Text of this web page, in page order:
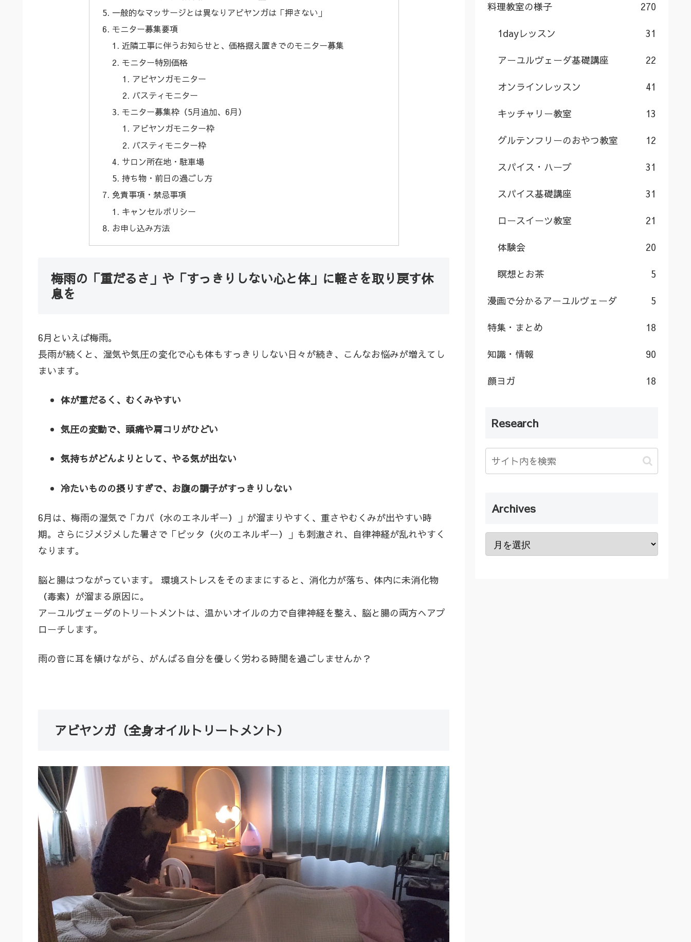
一般的なマッサージとは異なりアビヤンガは「押さない」
モニター募集要項
近隣工事に伴うお知らせと、価格据え置きでのモニター募集
モニター特別価格
アビヤンガモニター
バスティモニター
モニター募集枠（5月追加、6月）
アビヤンガモニター枠
バスティモニター枠
サロン所在地・駐車場
持ち物・前日の過ごし方
免責事項・禁忌事項
キャンセルポリシー
お申し込み方法
梅雨の「重だるさ」や「すっきりしない心と体」に軽さを取り戻す休
息を
6月といえば梅雨。
長雨が続くと、湿気や気圧の変化で心も体もすっきりしない日々が続き、こんなお悩みが増えてし
まいます。
体が重だるく、むくみやすい
気圧の変動で、頭痛や肩コリがひどい
気持ちがどんよりとして、やる気が出ない
冷たいものの摂りすぎで、お腹の調子がすっきりしない
6月は、梅雨の湿気で「カパ（水のエネルギー）」が溜まりやすく、重さやむくみが出やすい時
期。さらにジメジメした暑さで「ピッタ（火のエネルギー）」も刺激され、自律神経が乱れやすく
なります。
脳と腸はつながっています。 環境ストレスをそのままにすると、消化力が落ち、体内に未消化物
（毒素）が溜まる原因に。
アーユルヴェーダのトリートメントは、温かいオイルの力で自律神経を整え、脳と腸の両方へアプ
ローチします。
雨の音に耳を傾けながら、がんばる自分を優しく労わる時間を過ごしませんか？
アビヤンガ（全身オイルトリートメント）
料理教室の様子 270
1dayレッスン 31
アーユルヴェーダ基礎講座 22
オンラインレッスン 41
キッチャリー教室 13
グルテンフリーのおやつ教室 12
スパイス・ハーブ 31
スパイス基礎講座 31
ロースイーツ教室 21
体験会 20
瞑想とお茶 5
漫画で分かるアーユルヴェーダ 5
特集・まとめ 18
知識・情報 90
顔ヨガ 18
Research
Archives